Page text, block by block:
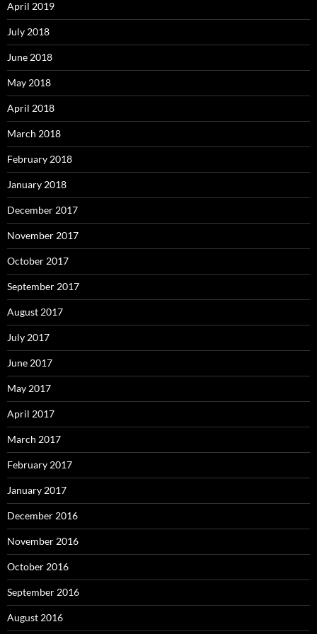
April 2019
July 2018
June 2018
May 2018
April 2018
March 2018
February 2018
January 2018
December 2017
November 2017
October 2017
September 2017
August 2017
July 2017
June 2017
May 2017
April 2017
March 2017
February 2017
January 2017
December 2016
November 2016
October 2016
September 2016
August 2016